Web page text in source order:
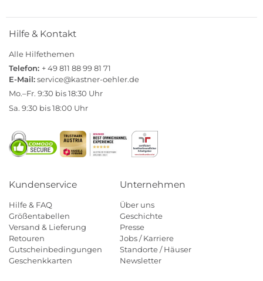
Hilfe & Kontakt
Alle Hilfethemen
Telefon: + 49 811 88 99 81 71
E-Mail:service@kastner-oehler.de
Mo.–Fr. 9:30 bis 18:30 Uhr
Sa. 9:30 bis 18:00 Uhr
Kundenservice
Hilfe & FAQ
Größentabellen
Versand & Lieferung
Retouren
Gutscheinbedingungen
Geschenkkarten
Unternehmen
Über uns
Geschichte
Presse
Jobs / Karriere
Standorte / Häuser
Newsletter